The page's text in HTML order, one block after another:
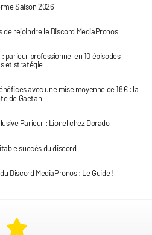
Saison 2026
de rejoindre le Discord MediaPronos
parieur professionnel en 10 épisodes –
et stratégie
avec une mise moyenne de 18€ : la
de Gaetan
Parieur : Lionel chez Dorado
succès du discord
Discord MediaPronos : Le Guide !